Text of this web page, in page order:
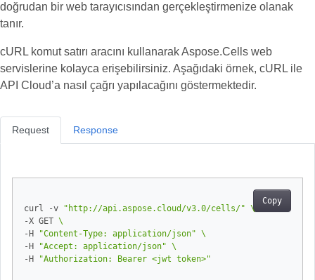
doğrudan bir web tarayıcısından gerçekleştirmenize olanak
tanır.
cURL komut satırı aracını kullanarak Aspose.Cells web
servislerine kolayca erişebilirsiniz. Aşağıdaki örnek, cURL ile
API Cloud’a nasıl çağrı yapılacağını göstermektedir.
Request
Copy
curl -v "http://api.aspose.cloud/v3.0/cells/"
-X GET
-H
"Content-Type: application/json"
-H
"Accept: application/json"
-H
"Authorization: Bearer <jwt token>"
Response